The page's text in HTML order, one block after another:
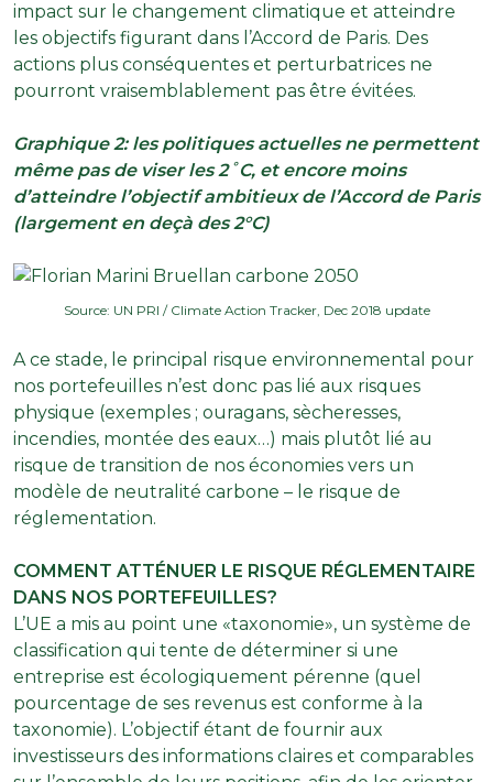
impact sur le changement climatique et atteindre
les objectifs figurant dans l’Accord de Paris. Des
actions plus conséquentes et perturbatrices ne
pourront vraisemblablement pas être évitées.
Graphique 2: les politiques actuelles ne permettent
même pas de viser les 2˚C, et encore moins
d’atteindre l’objectif ambitieux de l’Accord de Paris
(largement en deçà des 2°C)
Source: UN PRI / Climate Action Tracker, Dec 2018 update
A ce stade, le principal risque environnemental pour
nos portefeuilles n’est donc pas lié aux risques
physique (exemples ; ouragans, sècheresses,
incendies, montée des eaux…) mais plutôt lié au
risque de transition de nos économies vers un
modèle de neutralité carbone – le risque de
réglementation.
COMMENT ATTÉNUER LE RISQUE RÉGLEMENTAIRE
DANS NOS PORTEFEUILLES?
L’UE a mis au point une «taxonomie», un système de
classification qui tente de déterminer si une
entreprise est écologiquement pérenne (quel
pourcentage de ses revenus est conforme à la
taxonomie). L’objectif étant de fournir aux
investisseurs des informations claires et comparables